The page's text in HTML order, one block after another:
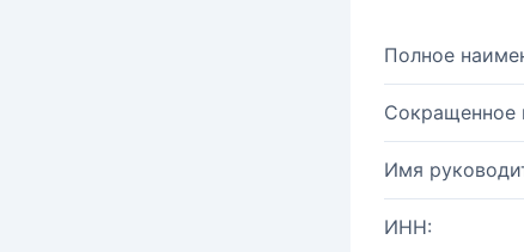
Полное
Сокращенное
Имя
ИНН: